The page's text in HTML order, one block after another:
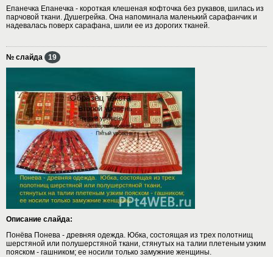
Епанечка Епанечка - короткая клешеная кофточка без рукавов, шилась из
парчовой ткани. Душегрейка. Она напоминала маленький сарафанчик и
надевалась поверх сарафана, шили ее из дорогих тканей.
№ слайда 19
Описание слайда:
Понёва Понева - древняя одежда. Юбка, состоящая из трех полотнищ
шерстяной или полушерстяной ткани, стянутых на талии плетеным узким
пояском - гашником; ее носили только замужние женщины.